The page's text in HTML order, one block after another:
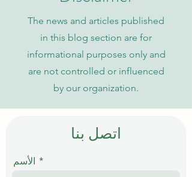
The news and articles published
in this blog section are for
informational purposes only and
are not controlled or influenced
by our organization.
اتصل بنا
الأسم